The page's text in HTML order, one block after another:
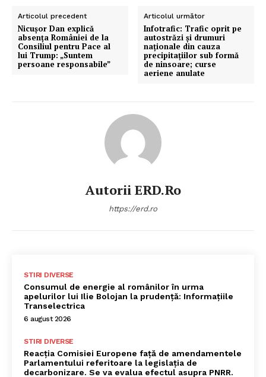
Articolul precedent
Nicușor Dan explică
absența României de la
Consiliul pentru Pace al
lui Trump: „Suntem
persoane responsabile”
Articolul următor
Infotrafic: Trafic oprit pe
autostrăzi și drumuri
naționale din cauza
precipitațiilor sub formă
de ninsoare; curse
aeriene anulate
Autorii ERD.ro
https://erd.ro
STIRI DIVERSE
Consumul de energie al românilor în urma
apelurilor lui Ilie Bolojan la prudență: Informațiile
Transelectrica
6 august 2026
STIRI DIVERSE
Reacția Comisiei Europene față de amendamentele
Parlamentului referitoare la legislația de
decarbonizare. Se va evalua efectul asupra PNRR.